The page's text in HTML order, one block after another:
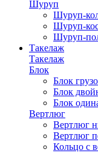
Шуруп
Шуруп-
Шуруп-
Шуруп-
Такелаж
Такелаж
Блок
Блок
Блок
Блок
Вертлюг
Вертлюг
Вертлюг
Кольцо с